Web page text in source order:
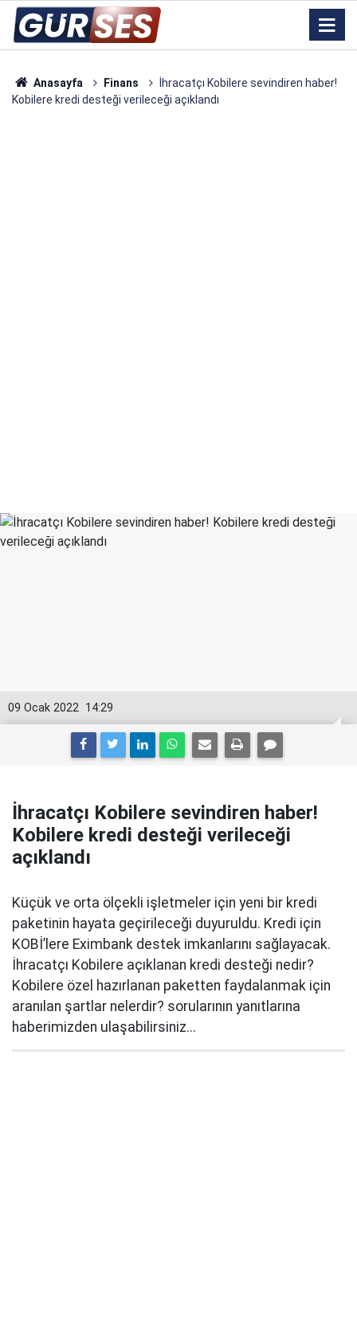
Anasayfa Finans
İhracatçı Kobilere sevindiren haber!
Kobilere kredi desteği verileceği açıklandı
14:29
09 Ocak 2022
İhracatçı Kobilere sevindiren haber!
Kobilere kredi desteği verileceği
açıklandı
Küçük ve orta ölçekli işletmeler için yeni bir kredi
paketinin hayata geçirileceği duyuruldu. Kredi için
KOBİ’lere Eximbank destek imkanlarını sağlayacak.
İhracatçı Kobilere açıklanan kredi desteği nedir?
Kobilere özel hazırlanan paketten faydalanmak için
aranılan şartlar nelerdir? sorularının yanıtlarına
haberimizden ulaşabilirsiniz...